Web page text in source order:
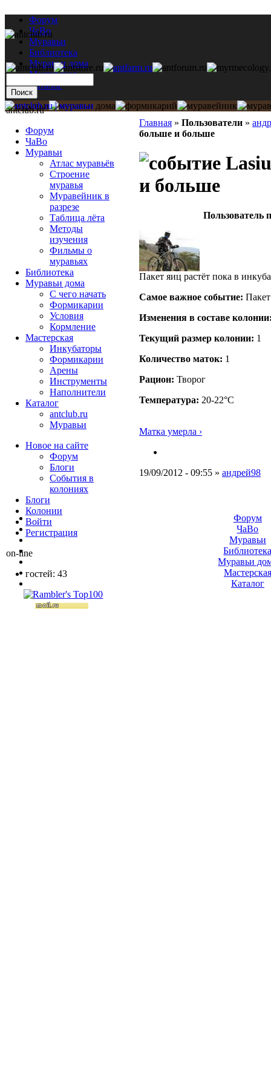
Форум
ЧаВо
Муравьи
Библиотека
Муравьи дома
Мастерская
Каталог
Главная » Пользователи »
больше и больше
и больше
Пользователь
Пакет яиц растёт пока в
Самое важное событие:
Изменения в составе
Текущий размер кoлонии: 1
Количество маток: 1
Рацион: Творог
Температура: 20-22°C
Матка умерла ›
19/09/2012 - 09:55 » андрей98
antclub.ru
Форум
ЧаВо
Муравьи
Атлас муравьёв
Строение
муравья
Муравейник в
разрезе
Таблица лёта
Методы
изучения
Фильмы о
муравьях
Библиотека
Муравьи дома
С чего начать
Формикарии
Условия
Кормление
Мастерская
Инкубаторы
Формикарии
Арены
Инструменты
Наполнители
Каталог
antclub.ru
Муравьи
Новое на сайте
Форум
Блоги
События в
колониях
Блоги
Колонии
Войти
Peгиcтpaция
on-line
гостей: 43
Форум
ЧаВо
Муравьи
Муравьи
Мастерская
Каталог